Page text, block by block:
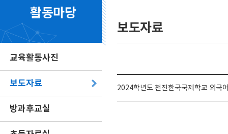
활동마당
교육활동사진
보도자료
방과후교실
보도자료
2024학년도 천진한국국제학교 외국